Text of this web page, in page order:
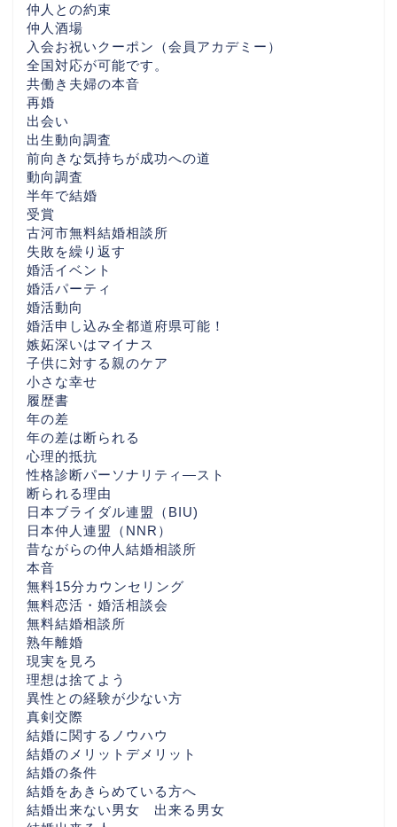
仲人との約束
仲人酒場
入会お祝いクーポン（会員アカデミー）
全国対応が可能です。
共働き夫婦の本音
再婚
出会い
出生動向調査
前向きな気持ちが成功への道
動向調査
半年で結婚
受賞
古河市無料結婚相談所
失敗を繰り返す
婚活イベント
婚活パーティ
婚活動向
婚活申し込み全都道府県可能！
嫉妬深いはマイナス
子供に対する親のケア
小さな幸せ
履歴書
年の差
年の差は断られる
心理的抵抗
性格診断パーソナリティ―スト
断られる理由
日本ブライダル連盟（BIU)
日本仲人連盟（NNR）
昔ながらの仲人結婚相談所
本音
無料15分カウンセリング
無料恋活・婚活相談会
無料結婚相談所
熟年離婚
現実を見ろ
理想は捨てよう
異性との経験が少ない方
真剣交際
結婚に関するノウハウ
結婚のメリットデメリット
結婚の条件
結婚をあきらめている方へ
結婚出来ない男女 出来る男女
んでほしい話 （30代後